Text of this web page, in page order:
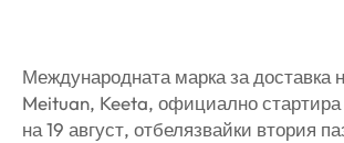
Международната марка за доставка
Meituan, Keeta, официално
на 19 август, отбелязвайки втория